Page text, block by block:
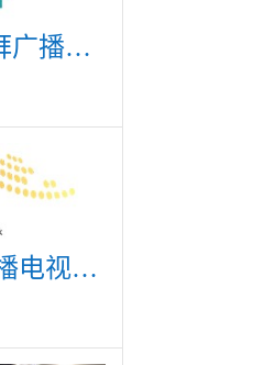
2025年Cabsat迪拜广播电视展
2026中国国际广播电视信息网络展览会展